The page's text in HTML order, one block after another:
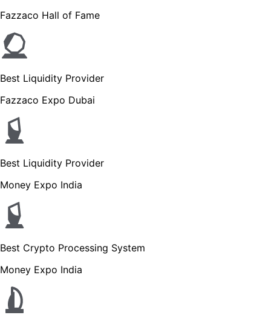
Fazzaco Hall of Fame
Best Liquidity Provider
Fazzaco Expo Dubai
Best Liquidity Provider
Money Expo India
Best Crypto Processing System
Money Expo India